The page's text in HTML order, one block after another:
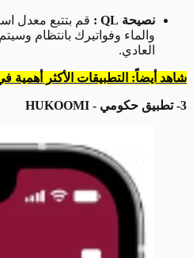
نصيحة QL :
قم بتتبع معدل
والماء وفواتيرك بانتظام
العادي.
شاهد أيضاً: التطبيقات الأكثر أهمية
3- تطبيق حكومي - HUKOOMI